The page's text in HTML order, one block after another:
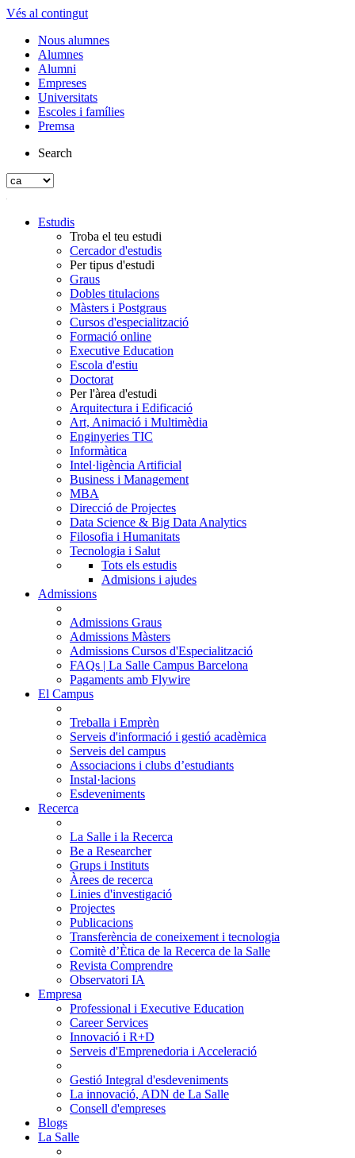
Vés al contingut
Nous alumnes
Alumnes
Alumni
Empreses
Universitats
Escoles i famílies
Premsa
Search
Estudis
Troba el teu estudi
Cercador d'estudis
Per tipus d'estudi
Graus
Dobles titulacions
Màsters i Postgraus
Cursos d'especialització
Formació online
Executive Education
Escola d'estiu
Doctorat
Per l'àrea d'estudi
Arquitectura i Edificació
Art, Animació i Multimèdia
Enginyeries TIC
Informàtica
Intel·ligència Artificial
Business i Management
MBA
Direcció de Projectes
Data Science & Big Data Analytics
Filosofia i Humanitats
Tecnologia i Salut
Tots els estudis
Admisions i ajudes
Admissions
Admissions Graus
Admissions Màsters
Admissions Cursos d'Especialització
FAQs | La Salle Campus Barcelona
Pagaments amb Flywire
El Campus
Treballa i Emprèn
Serveis d'informació i gestió acadèmica
Serveis del campus
Associacions i clubs d’estudiants
Instal·lacions
Esdeveniments
Recerca
La Salle i la Recerca
Be a Researcher
Grups i Instituts
Àrees de recerca
Linies d'investigació
Projectes
Publicacions
Transferència de coneixement i tecnologia
Comitè d’Ètica de la Recerca de la Salle
Revista Comprendre
Observatori IA
Empresa
Professional i Executive Education
Career Services
Innovació i R+D
Serveis d'Emprenedoria i Acceleració
Gestió Integral d'esdeveniments
La innovació, ADN de La Salle
Consell d'empreses
Blogs
La Salle